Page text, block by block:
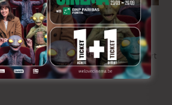
est de retrouverVincent Pérezdans
mis en valeur que lors de la plupart